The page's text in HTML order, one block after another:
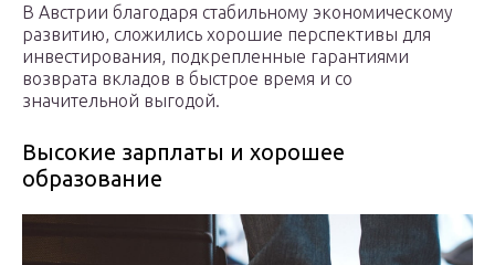
В Австрии благодаря стабильному экономическому
развитию, сложились хорошие перспективы для
инвестирования, подкрепленные гарантиями
возврата вкладов в быстрое время и со
значительной выгодой.
Высокие зарплаты и хорошее
образование